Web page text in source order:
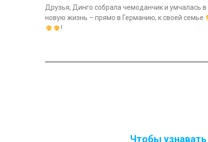
Друзья, Динго собрала чемоданчик и умчалась в
новую жизнь – прямо в Германию, к своей семье
!
Чтобы